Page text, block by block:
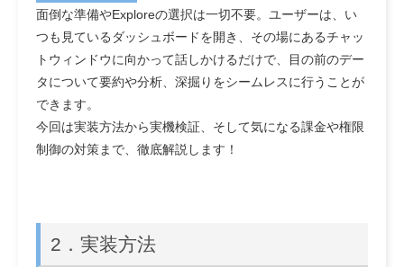
面倒な準備やExploreの選択は一切不要。ユーザーは、い
つも見ているダッシュボードを開き、その場にあるチャッ
トウィンドウに向かって話しかけるだけで、目の前のデー
タについて要約や分析、深掘りをシームレスに行うことが
できます。
今回は実装方法から実機検証、そして気になる課金や権限
制御の対策まで、徹底解説します！
2． 実装方法